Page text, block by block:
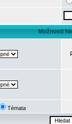
Možnosti
Témata